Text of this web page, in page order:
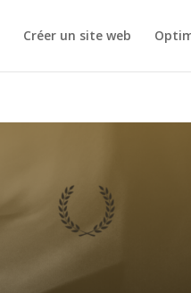
Créer un site web